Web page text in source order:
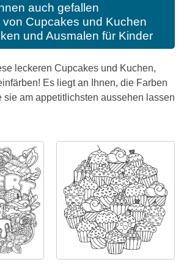
auch gefallen
Cupcakes und Kuchen
und Ausmalen für Kinder
leckeren Cupcakes und Kuchen,
Es liegt an Ihnen, die Farben
sie am appetitlichsten aussehen lassen